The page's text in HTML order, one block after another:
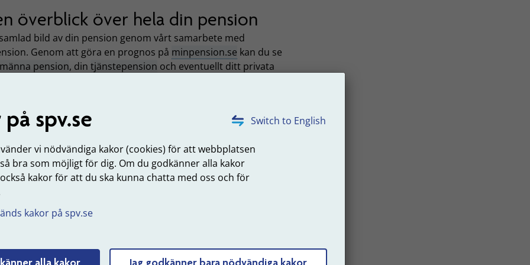
Switch to English
spv.se
vi nödvändiga kakor (cookies) för att webbplatsen
bra som möjligt för dig. Om du godkänner alla kakor
kakor för att du ska kunna chatta med oss och för
kakor på spv.se
alla kakor Jag godkänner bara nödvändiga kakor
överblick över hela din pension
bild av din pension genom vårt samarbete med
Genom att göra en prognos på minpension.se kan du se
pension, din tjänstepension och eventuellt ditt privata
tjänat in tjänstepension på andra avtal?
har tjänat in
kan du bara se dinapensionsbeskedpå Mina sidor:
ITP-P
PA-91 F